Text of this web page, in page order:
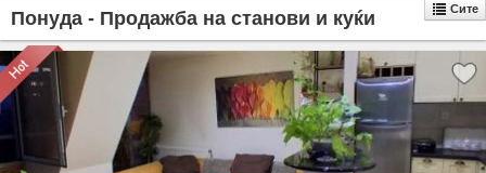
Понуда - Продажба на станови и куќи Сите